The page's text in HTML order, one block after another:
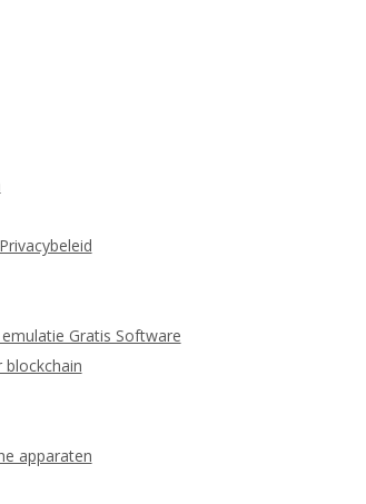
Gratis Software
blockchain
apparaten